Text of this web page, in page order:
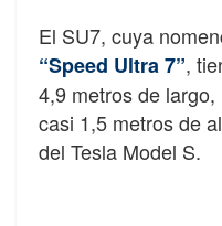
El SU7, cuya
“Speed Ultra 7”,
4,9 metros de
casi 1,5 metros de
del Tesla Model S.